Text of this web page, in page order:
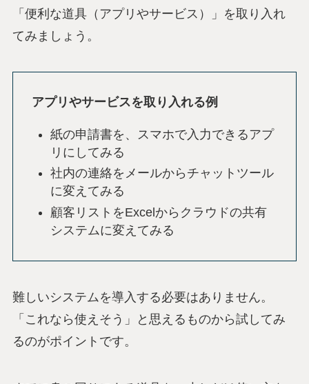
「便利な道具（アプリやサービス）」を取り入れ
てみましょう。
アプリやサービスを取り入れる例
紙の申請書を、スマホで入力できるアプ
リにしてみる
社内の連絡をメールからチャットツール
に変えてみる
顧客リストをExcelからクラウドの共有
システムに変えてみる
難しいシステムを導入する必要はありません。
「これなら使えそう」と思えるものから試してみ
るのがポイントです。